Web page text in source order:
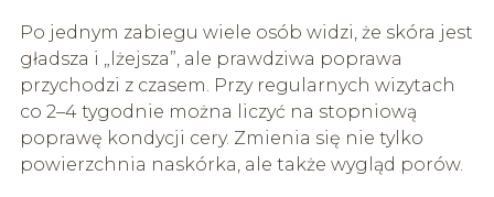
Po jednym zabiegu wiele osób widzi, że skóra jest
gładsza i „lżejsza”, ale prawdziwa poprawa
przychodzi z czasem. Przy regularnych wizytach
co 2–4 tygodnie można liczyć na stopniową
poprawę kondycji cery. Zmienia się nie tylko
powierzchnia naskórka, ale także wygląd porów.